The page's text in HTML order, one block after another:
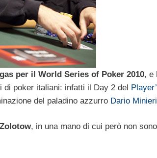
per il World Series of Poker 2010, e
poker italiani: infatti il Day 2 del
del paladino azzurro Dario Minieri
, in una mano di cui però non